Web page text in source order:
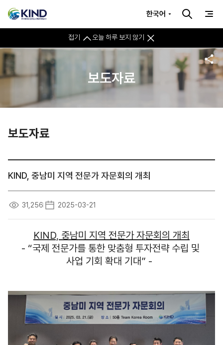
접기 오늘 하루 보지 않기
한국어
보도자료
보도자료
KIND, 중남미 지역 전문가 자문회의 개최
31,256 2025-03-21
KIND, 중남미 지역 전문가 자문회의 개최
- “국제 전문가를 통한 맞춤형 투자전략 수립 및
사업 기회 확대 기대” -